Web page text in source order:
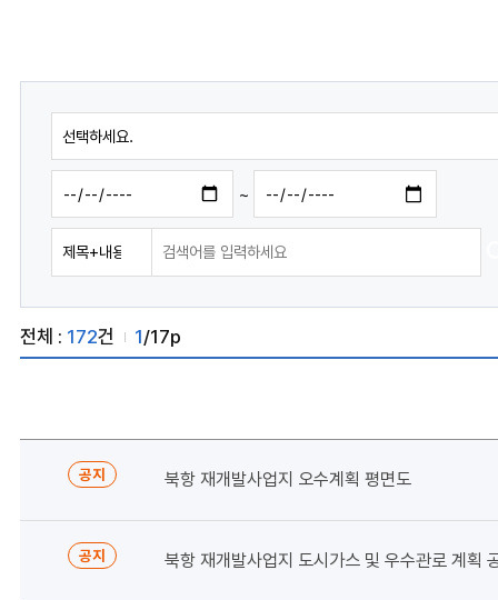
~
전체 : 172건 1/17p
공지 북항 재개발사업지 오수계획 평면도
공지 북항 재개발사업지 도시가스 및 우수관로 계획